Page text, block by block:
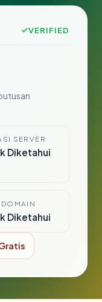
VERIFIED
SERVER
Diketahui
Diketahui